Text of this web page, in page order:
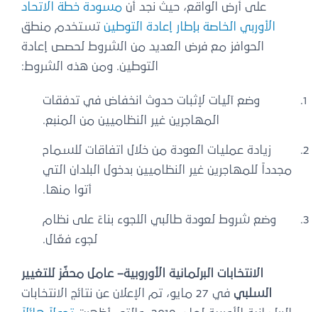
على أرض الواقع، حيث نجد أن مسودة خطة الاتحاد
الأوربي الخاصة بإطار إعادة التوطين تستخدم منطق
الحوافز مع فرض العديد من الشروط لحصص إعادة
التوطين. ومن هذه الشروط:
وضع آليات لإثبات حدوث انخفاض في تدفقات
المهاجرين غير النظاميين من المنبع.
زيادة عمليات العودة من خلال اتفاقات للسماح
مجدداً للمهاجرين غير النظاميين بدخول البلدان التي
أتوا منها.
وضع شروط لعودة طالبي اللجوء بناءً على نظام
لجوء فعّال.
الانتخابات البرلمانية الأوروبية– عامل محفّز للتغيير
السلبي
في 27 مايو، تم الإعلان عن نتائج الانتخابات